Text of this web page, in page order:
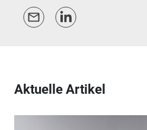
Aktuelle Artikel